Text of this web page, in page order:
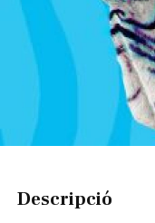
Descripció